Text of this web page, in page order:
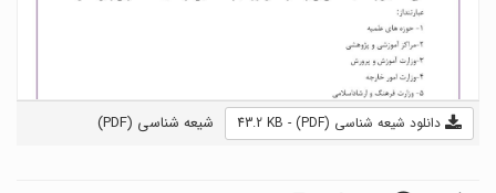
دانلود شیعه شناسی (PDF) - 43.2 KB شیعه شناسی (PDF)